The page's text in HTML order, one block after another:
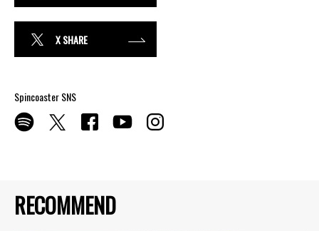
RECOMMEND
X SHARE
Spincoaster SNS